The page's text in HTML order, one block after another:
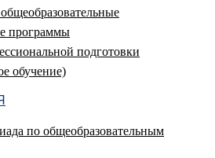
программы
подготовки
обучение)
по общеобразовательным